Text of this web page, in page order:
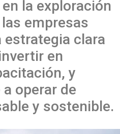
la exploración
empresas
estrategia clara
en
y
operar de
y sostenible.